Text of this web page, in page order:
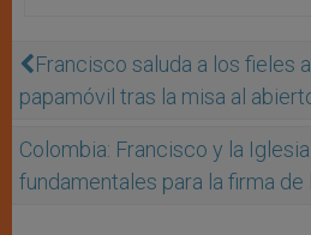
Francisco saluda a los fieles
papamóvil tras la misa al
Colombia: Francisco y la
fundamentales para la firma de